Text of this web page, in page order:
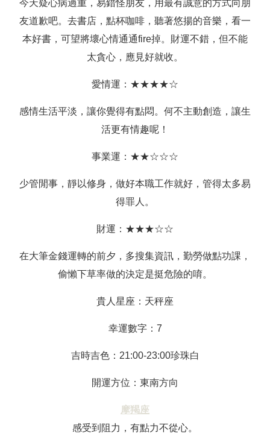
今天疑心病過重，易錯怪朋友，用最有誠意的方式向朋
友道歉吧。去書店，點杯咖啡，聽著悠揚的音樂，看一
本好書，可望將壞心情通通fire掉。財運不錯，但不能
太貪心，應見好就收。
愛情運：★★★★☆
感情生活平淡，讓你覺得有點悶。何不主動創造，讓生
活更有情趣呢！
事業運：★★☆☆☆
少管閒事，靜以修身，做好本職工作就好，管得太多易
得罪人。
財運：★★★☆☆
在大筆金錢運轉的前夕，多搜集資訊，勤勞做點功課，
偷懶下草率做的決定是挺危險的唷。
貴人星座：天秤座
幸運數字：7
吉時吉色：21:00-23:00珍珠白
開運方位：東南方向
摩羯座
感受到阻力，有點力不從心。